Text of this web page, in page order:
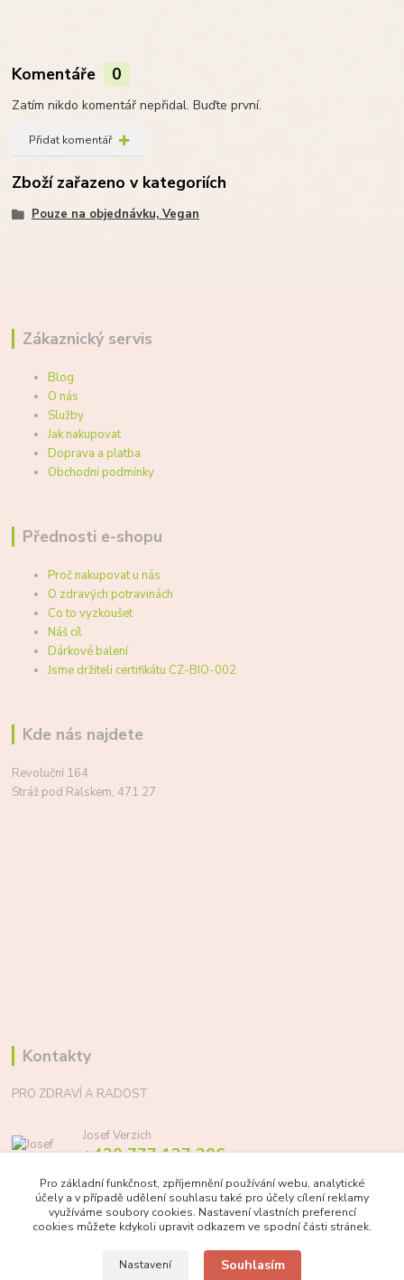
Komentáře 0
Zatím nikdo komentář nepřidal. Buďte první.
Přidat komentář
Zboží zařazeno v kategoriích
Pouze na objednávku, Vegan
Zákaznický servis
Blog
O nás
Služby
Jak nakupovat
Doprava a platba
Obchodní podmínky
Přednosti e-shopu
Proč nakupovat u nás
O zdravých potravinách
Co to vyzkoušet
Náš cíl
Dárkové balení
Jsme držiteli certifikátu CZ-BIO-002
Kde nás najdete
Revoluční 164
Stráž pod Ralskem, 471 27
Kontakty
PRO ZDRAVÍ A RADOST
Josef Verzich
+420 777 137 206
info@prozdraviaradost.cz
Pro základní funkčnost, zpříjemnění používání webu, analytické
účely a v případě udělení souhlasu také pro účely cílení reklamy
využíváme soubory cookies. Nastavení vlastních preferencí
cookies můžete kdykoli upravit odkazem ve spodní části stránek.
Nastavení Souhlasím